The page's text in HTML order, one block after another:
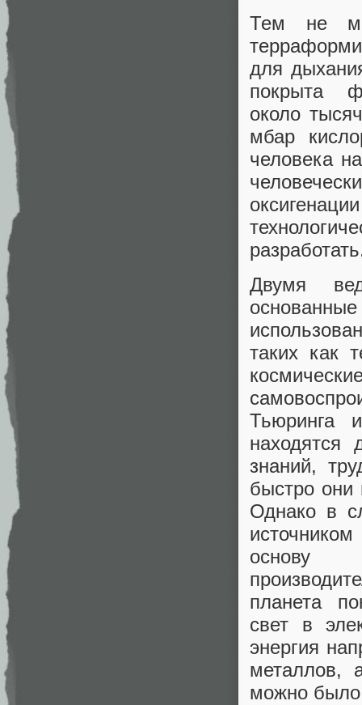
Тем не
для
покрыта
около
мбар
человека
Двумя
таких как
Тьюринга
находятся
знаний,
быстро они
Однако в
основу
планета
свет в
энергия
металлов,
можно было